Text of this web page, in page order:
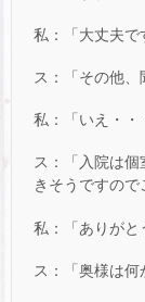
私：「大丈夫で
ス：「その他、
私：「いえ・・
ス：「入院は
きそうですので
私：「ありがと
ス：「奥様は何